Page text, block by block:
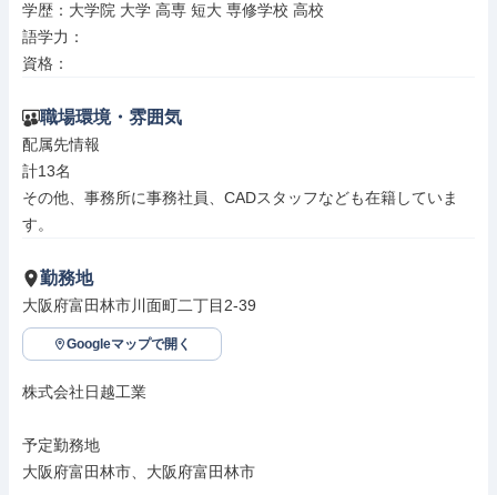
学歴：大学院 大学 高専 短大 専修学校 高校
語学力：
資格：
職場環境・雰囲気
配属先情報
計13名
その他、事務所に事務社員、CADスタッフなども在籍していま
す。
勤務地
大阪府富田林市川面町二丁目2-39
Googleマップで開く
株式会社日越工業
予定勤務地
大阪府富田林市、大阪府富田林市